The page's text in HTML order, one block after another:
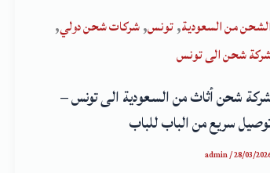
الشحن من السعودية,تونس,شركات شحن دولي,
شحن الى تونس
شركة شحن أثاث من السعودية الى تونس –
سريع من الباب للباب
admin/28/03/